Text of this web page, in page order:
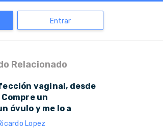
Entrar
Relacionado
vaginal, desde
un
óvulo y me lo a
Lopez